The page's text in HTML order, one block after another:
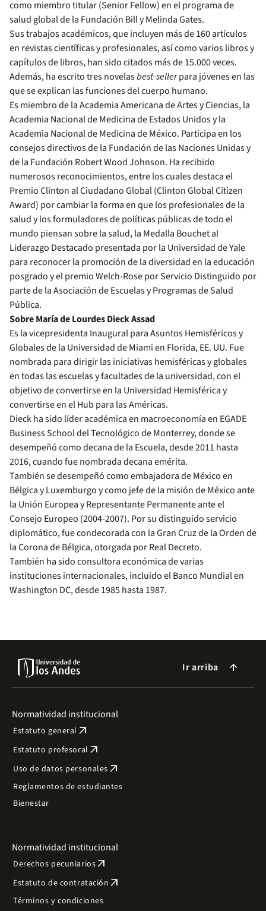
como miembro titular (Senior Fellow) en el programa de
salud global de la Fundación Bill y Melinda Gates.
Sus trabajos académicos, que incluyen más de 160 artículos
en revistas científicas y profesionales, así como varios libros y
capítulos de libros, han sido citados más de 15.000 veces.
Además, ha escrito tres novelasbest-sellerpara jóvenes en las
que se explican las funciones del cuerpo humano.
Es miembro de la Academia Americana de Artes y Ciencias, la
Academia Nacional de Medicina de Estados Unidos y la
Academia Nacional de Medicina de México. Participa en los
consejos directivos de la Fundación de las Naciones Unidas y
de la Fundación Robert Wood Johnson. Ha recibido
numerosos reconocimientos, entre los cuales destaca el
Premio Clinton al Ciudadano Global (Clinton Global Citizen
Award) por cambiar la forma en que los profesionales de la
salud y los formuladores de políticas públicas de todo el
mundo piensan sobre la salud, la Medalla Bouchet al
Liderazgo Destacado presentada por la Universidad de Yale
para reconocer la promoción de la diversidad en la educación
posgrado y el premio Welch-Rose por Servicio Distinguido por
parte de la Asociación de Escuelas y Programas de Salud
Pública.
Sobre María de Lourdes Dieck Assad
Es la vicepresidenta Inaugural para Asuntos Hemisféricos y
Globales de la Universidad de Miami en Florida, EE. UU. Fue
nombrada para dirigir las iniciativas hemisféricas y globales
en todas las escuelas y facultades de la universidad, con el
objetivo de convertirse en la Universidad Hemisférica y
convertirse en el Hub para las Américas.
Dieck ha sido líder académica en macroeconomía en EGADE
Business School del Tecnológico de Monterrey, donde se
desempeñó como decana de la Escuela, desde 2011 hasta
2016, cuando fue nombrada decana emérita.
También se desempeñó como embajadora de México en
Bélgica y Luxemburgo y como jefe de la misión de México ante
la Unión Europea y Representante Permanente ante el
Consejo Europeo (2004-2007). Por su distinguido servicio
diplomático, fue condecorada con la Gran Cruz de la Orden de
la Corona de Bélgica, otorgada por Real Decreto.
También ha sido consultora económica de varias
instituciones internacionales, incluido el Banco Mundial en
Washington DC, desde 1985 hasta 1987.
Ir arriba arrow_forward
Normatividad institucional
Estatuto general arrow_outward
Estatuto profesoral arrow_outward
Uso de datos personales arrow_outward
Reglamentos de estudiantes
Bienestar
Normatividad institucional
Derechos pecuniariosarrow_outward
Estatuto de contratación arrow_outward
Términos y condiciones